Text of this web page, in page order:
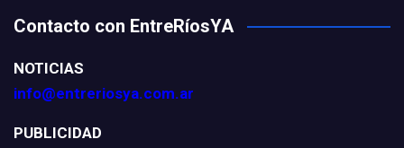
Contacto con EntreRíosYA
NOTICIAS
info@entreriosya.com.ar
PUBLICIDAD